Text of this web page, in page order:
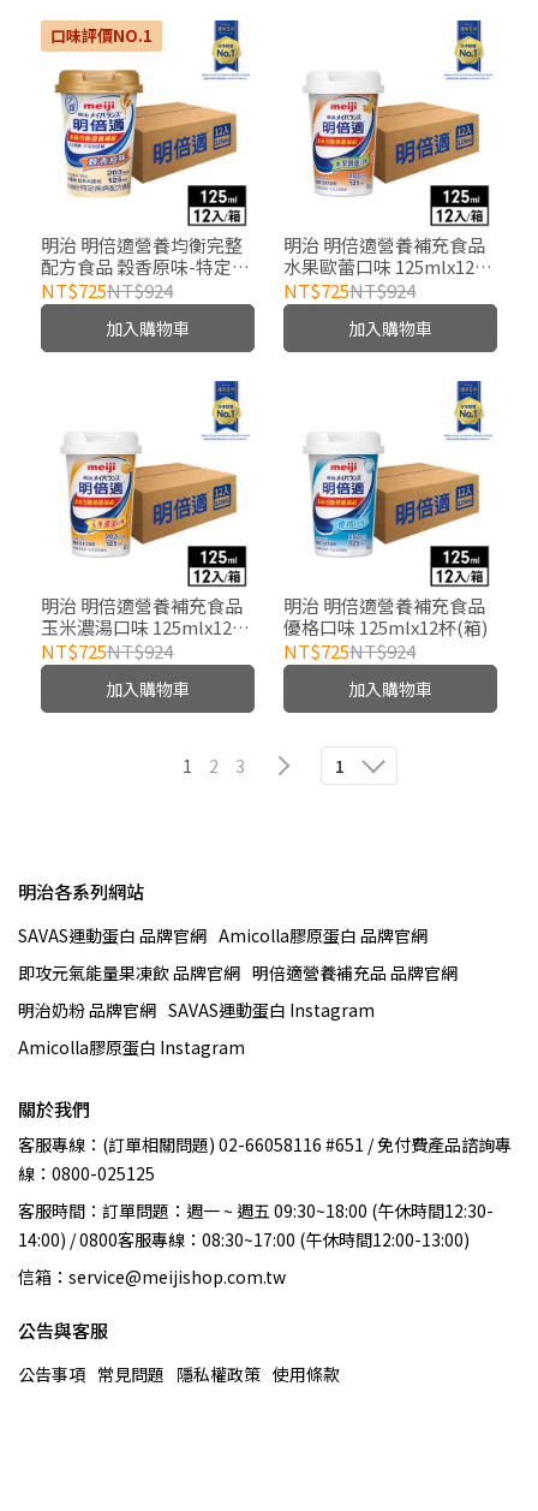
口味評價NO.1
明治 明倍適營養均衡完整
配方食品 穀香原味-特定疾
病配方 125mlx12杯(箱)
NT$725NT$924
加入購物車
明治 明倍適營養補充食品
水果歐蕾口味 125mlx12杯
(箱)
NT$725NT$924
加入購物車
明治 明倍適營養補充食品
玉米濃湯口味 125mlx12杯
(箱)
NT$725NT$924
加入購物車
明治 明倍適營養補充食品
優格口味 125mlx12杯(箱)
NT$725NT$924
加入購物車
1 2 3 1
明治各系列網站
SAVAS運動蛋白 品牌官網 Amicolla膠原蛋白 品牌官網
即攻元氣能量果凍飲 品牌官網 明倍適營養補充品 品牌官網
明治奶粉 品牌官網 SAVAS運動蛋白 Instagram
Amicolla膠原蛋白 Instagram
關於我們
客服專線：(訂單相關問題) 02-66058116 #651 / 免付費產品諮詢專
線：0800-025125
客服時間：訂單問題：週一 ~ 週五 09:30~18:00 (午休時間12:30-
14:00) / 0800客服專線：08:30~17:00 (午休時間12:00-13:00)
信箱：service@meijishop.com.tw
公告與客服
公告事項 常見問題 隱私權政策 使用條款